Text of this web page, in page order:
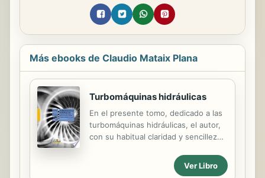
Más ebooks de Claudio Mataix Plana
Turbomáquinas hidráulicas
En el presente tomo, dedicado a las
turbomáquinas hidráulicas, el autor,
con su habitual claridad y sencillez
combinando los fundamentos de
estas máquinas con un exhaustivo
Ver Libro